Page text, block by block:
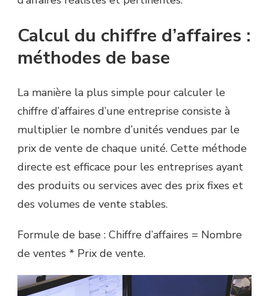
Calcul du chiffre d’affaires :
méthodes de base
La manière la plus simple pour calculer le
chiffre d’affaires d’une entreprise consiste à
multiplier le nombre d’unités vendues par le
prix de vente de chaque unité. Cette méthode
directe est efficace pour les entreprises ayant
des produits ou services avec des prix fixes et
des volumes de vente stables.
Formule de base : Chiffre d’affaires = Nombre
de ventes * Prix de vente.